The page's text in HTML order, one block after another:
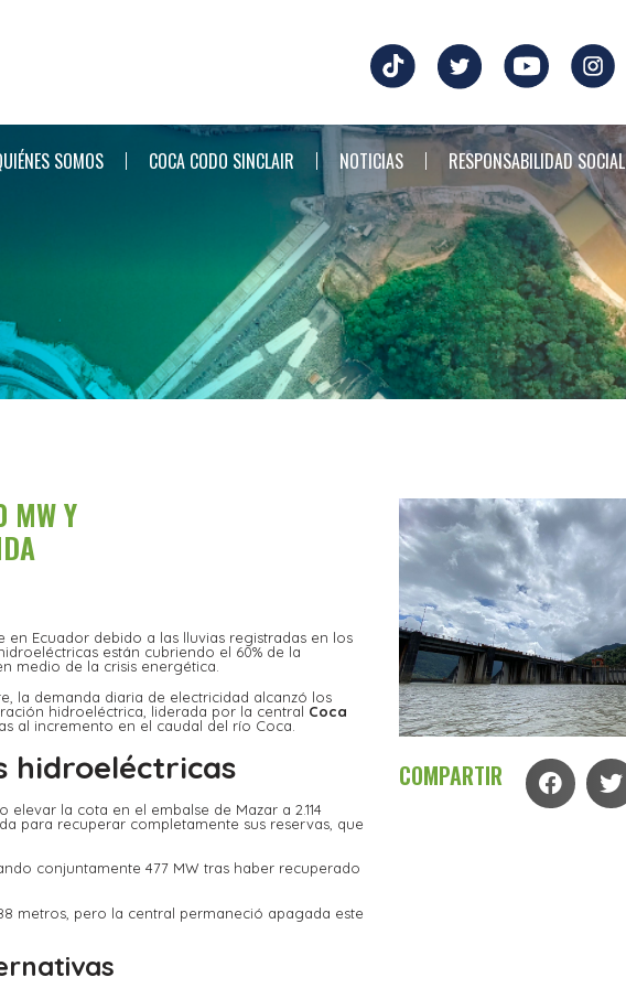
SOMOS COCA CODO SINCLAIR NOTICIAS RESPONSABILIDAD SOCIAL
MW Y
Ecuador debido a las lluvias registradas en los
están cubriendo el 60% de la
medio de la crisis energética.
la demanda diaria de electricidad alcanzó los
hidroeléctrica, liderada por la central Coca
al incremento en el caudal del río Coca.
hidroeléctricas
la cota en el embalse de Mazar a 2.114
para recuperar completamente sus reservas, que
conjuntamente 477 MW tras haber recuperado
metros, pero la central permaneció apagada este
COMPARTIR